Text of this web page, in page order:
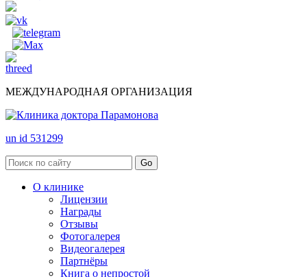
МЕЖДУНАРОДНАЯ ОРГАНИЗАЦИЯ
un id 531299
О клинике
Лицензии
Награды
Отзывы
Фотогалерея
Видеогалерея
Партнёры
Книга о непростой